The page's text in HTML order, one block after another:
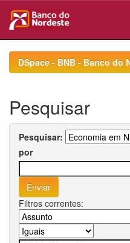
navigationDSpace - BNB - Banco do
Pesquisar
Pesquisar:
por
Filtros correntes: